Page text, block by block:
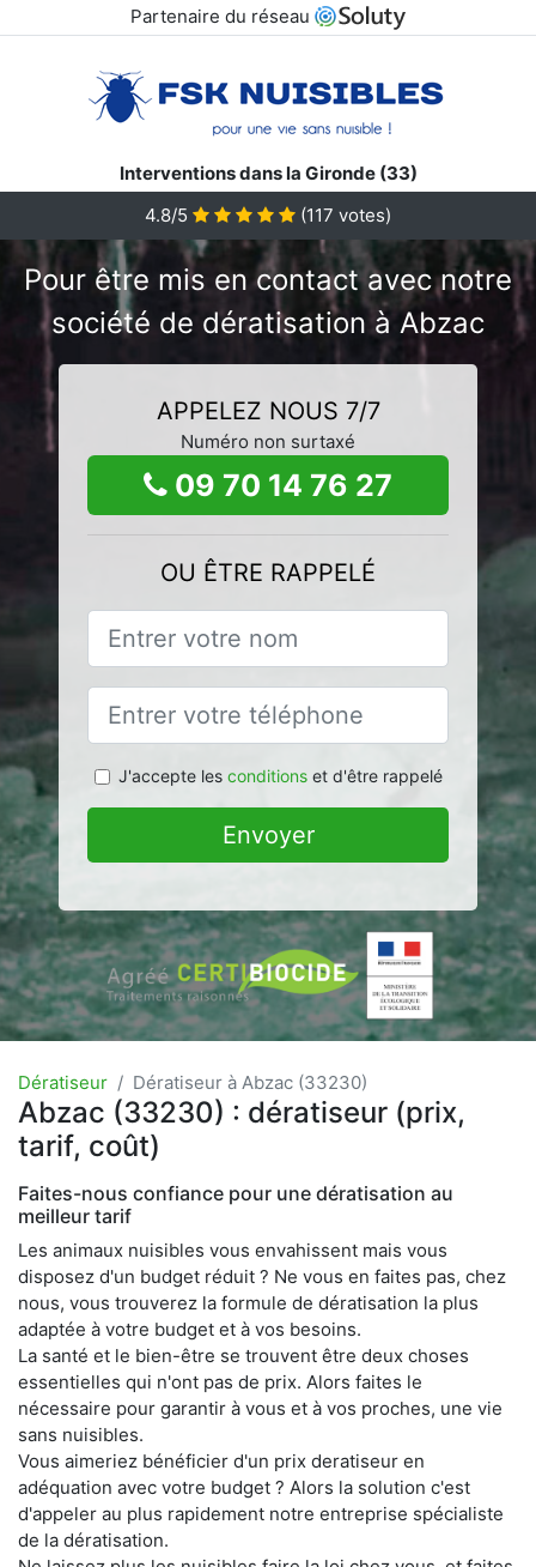
Partenaire du réseau
Interventions dans la Gironde (33)
4.8/5
(117 votes)
Pour être mis en contact avec notre
société de dératisation à Abzac
APPELEZ NOUS 7/7
Numéro non surtaxé
09 70 14 76 27
OU ÊTRE RAPPELÉ
J'accepte les conditionset d'être rappelé
Envoyer
Dératiseur Dératiseur à Abzac (33230)
Abzac (33230) : dératiseur (prix,
tarif, coût)
Faites-nous confiance pour une dératisation au
meilleur tarif
Les animaux nuisibles vous envahissent mais vous
disposez d'un budget réduit ? Ne vous en faites pas, chez
nous, vous trouverez la formule de dératisation la plus
adaptée à votre budget et à vos besoins.
La santé et le bien-être se trouvent être deux choses
essentielles qui n'ont pas de prix. Alors faites le
nécessaire pour garantir à vous et à vos proches, une vie
sans nuisibles.
Vous aimeriez bénéficier d'un prix deratiseur en
adéquation avec votre budget ? Alors la solution c'est
d'appeler au plus rapidement notre entreprise spécialiste
de la dératisation.